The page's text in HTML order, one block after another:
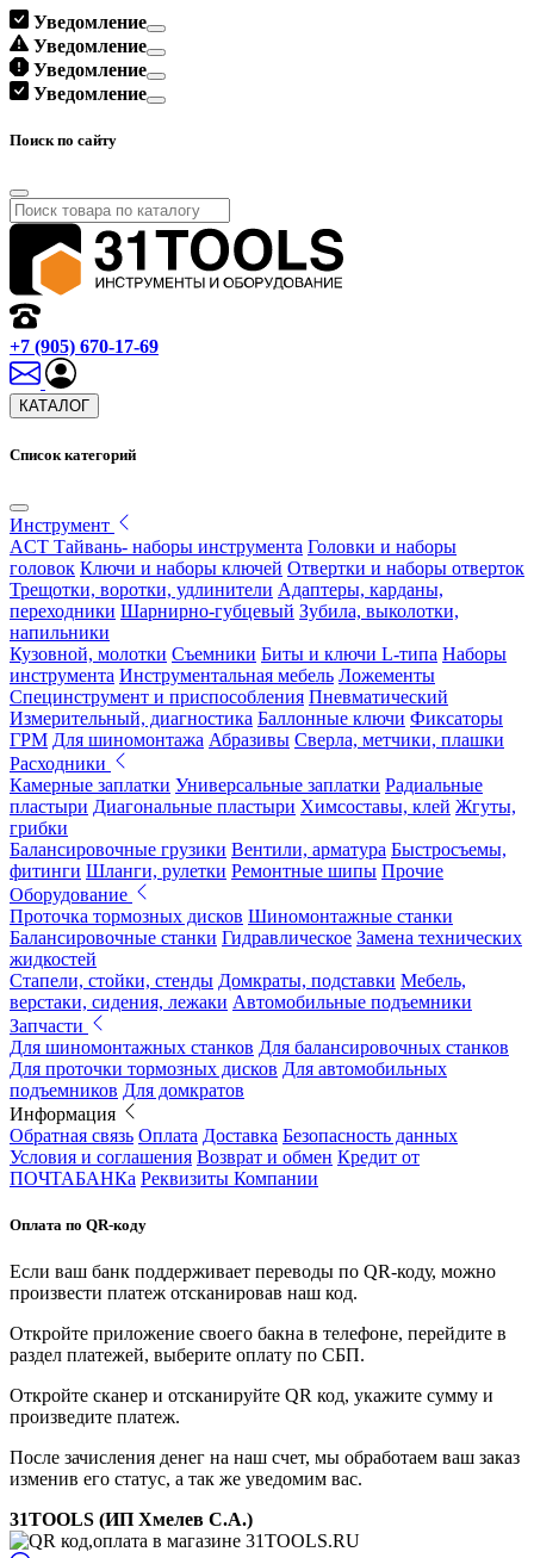
Уведомление
Уведомление
Уведомление
Уведомление
Поиск по сайту
+7 (905) 670-17-69
КАТАЛОГ
Список категорий
Инструмент
ACT Тайвань- наборы инструмента Головки и наборы
головок Ключи и наборы ключей Отвертки и наборы отверток
Трещотки, воротки, удлинители Адаптеры, карданы,
переходники Шарнирно-губцевый Зубила, выколотки,
напильники
Кузовной, молотки Съемники Биты и ключи L-типа Наборы
инструмента Инструментальная мебель Ложементы
Специнструмент и приспособления Пневматический
Измерительный, диагностика Баллонные ключи Фиксаторы
ГРМ Для шиномонтажа Абразивы Сверла, метчики, плашки
Расходники
Камерные заплатки Универсальные заплатки Радиальные
пластыри Диагональные пластыри Химсоставы, клей Жгуты,
грибки
Балансировочные грузики Вентили, арматура Быстросъемы,
фитинги Шланги, рулетки Ремонтные шипы Прочие
Оборудование
Проточка тормозных дисков Шиномонтажные станки
Балансировочные станки Гидравлическое Замена технических
жидкостей
Стапели, стойки, стенды Домкраты, подставки Мебель,
верстаки, сидения, лежаки Автомобильные подъемники
Запчасти
Для шиномонтажных станков Для балансировочных станков
Для проточки тормозных дисков Для автомобильных
подъемников Для домкратов
Информация
Обратная связь Оплата Доставка Безопасность данных
Условия и соглашения Возврат и обмен Кредит от
ПОЧТАБАНКа Реквизиты Компании
Оплата по QR-коду
Если ваш банк поддерживает переводы по QR-коду, можно
произвести платеж отсканировав наш код.
Откройте приложение своего бакна в телефоне, перейдите в
раздел платежей, выберите оплату по СБП.
Откройте сканер и отсканируйте QR код, укажите сумму и
произведите платеж.
После зачисления денег на наш счет, мы обработаем ваш заказ
изменив его статус, а так же уведомим вас.
31TOOLS (ИП Хмелев С.А.)